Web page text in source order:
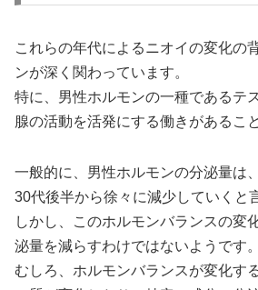
これらの年代によるニオイの変化の
ンが深く関わっています。
特に、男性ホルモンの一種であるテ
腺の活動を活発にする働きがあるこ
一般的に、男性ホルモンの分泌量は
30代後半から徐々に減少していくと
しかし、このホルモンバランスの変
泌量を減らすわけではないようです。
むしろ、ホルモンバランスが変化す